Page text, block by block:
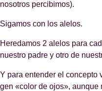
nosotros percibimos).
Sigamos con los alelos.
Heredamos 2 alelos para
nuestro padre y otro de
Y para entender el concepto
gen «color de ojos», aunque